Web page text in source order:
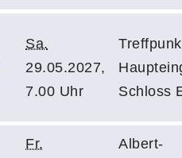
Sa.
29.05.2027,
7.00 Uhr
Schloss
Fr.
Albert-